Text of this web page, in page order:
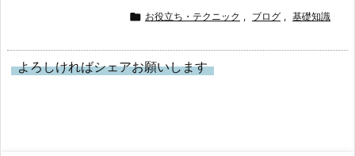
 お役立ち・テクニック , ブログ , 基礎知識
よろしければシェアお願いします